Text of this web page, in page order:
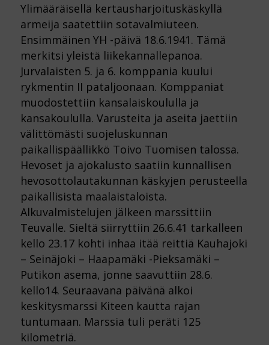
Ylimääräisellä kertausharjoituskäskyllä
armeija saatettiin sotavalmiuteen.
Ensimmäinen YH -päivä 18.6.1941. Tämä
merkitsi yleistä liikekannallepanoa.
Jurvalaisten 5. ja 6. komppania kuului
rykmentin II pataljoonaan. Komppaniat
muodostettiin kansalaiskoululla ja
kansakoululla. Varusteita ja aseita jaettiin
välittömästi suojeluskunnan
paikallispäällikkö Toivo Tuomisen talossa.
Hevoset ja ajokalusto saatiin kunnallisen
hevosottolautakunnan käskyjen perusteella
paikallisista maalaistaloista.
Alkuvalmistelujen jälkeen marssittiin
Teuvalle. Sieltä siirryttiin 26.6.41 tarkalleen
kello 23.17 kohti inhaa itää reittiä Kauhajoki
– Seinäjoki – Haapamäki -Pieksamäki –
Putikon asema, jonne saavuttiin 28.6.
kello14. Seuraavana päivänä alkoi
keskitysmarssi Kiteen kautta rajan
tuntumaan. Marssia tuli peräti 125
kilometriä.